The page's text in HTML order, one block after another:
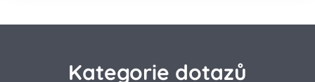
Kategorie dotazů